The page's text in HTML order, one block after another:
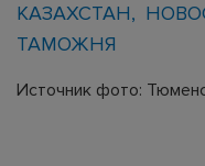
КАЗАХСТАН
ТАМОЖНЯ
Источник фото: